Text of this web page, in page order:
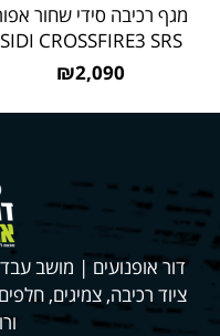
מגף רכיבה סידי שחור
SIDI CROSSFIRE3 SRS
₪2,090
דור אופנועים | מושב
ציוד רכיבה, צמיגים,